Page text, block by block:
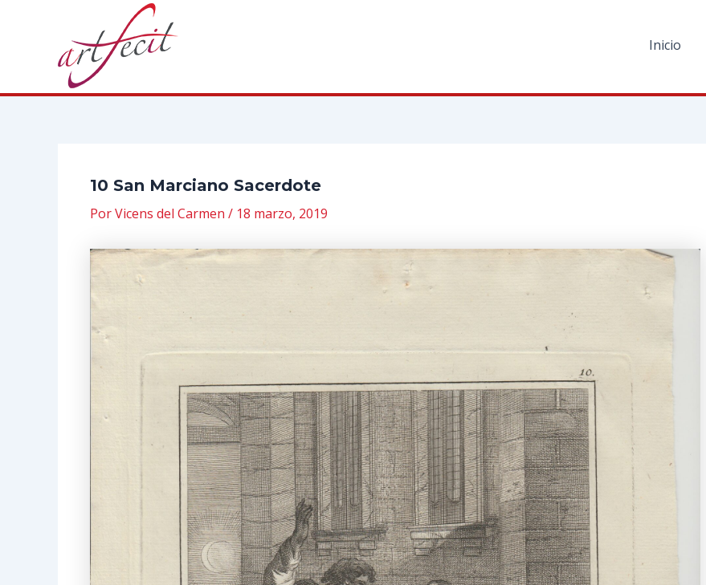
Inicio
10 San Marciano Sacerdote
PorVicens del Carmen / 18 marzo, 2019